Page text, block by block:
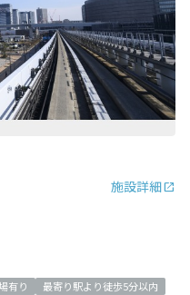
施設詳細
有り 最寄り駅より徒歩5分以内